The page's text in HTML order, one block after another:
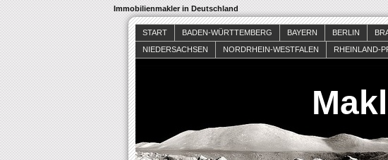
Immobilienmakler in Deutschland
START BADEN-WÜRTTEMBERG BAYERN BERLIN
NIEDERSACHSEN
NORDRHEIN-WESTFALEN RHEINLAND-